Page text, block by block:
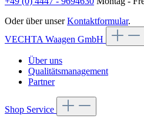
Oder über unserKontaktformular.
VECHTA Waagen GmbH
Über uns
Qualitätsmanagement
Partner
Shop Service